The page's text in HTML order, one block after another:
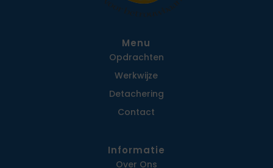
Menu
Opdrachten
Werkwijze
Detachering
Contact
Informatie
Over Ons